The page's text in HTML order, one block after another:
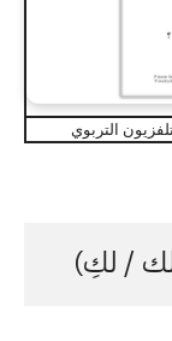
التربوي
/ لكِ)